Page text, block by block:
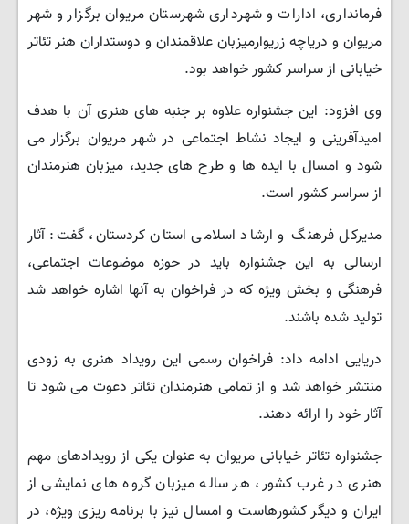
فرمانداری، ادارات و شهرداری شهرستان مریوان برگزار و شهر
مریوان و دریاچه زریوارمیزبان علاقمندان و دوستداران هنر تئاتر
خیابانی از سراسر کشور خواهد بود.
وی افزود: این جشنواره علاوه بر جنبه های هنری آن با هدف
امیدآفرینی و ایجاد نشاط اجتماعی در شهر مریوان برگزار می
شود و امسال با ایده ها و طرح های جدید، میزبان هنرمندان
از سراسر کشور است.
مدیرکل فرهنگ و ارشاد اسلامی استان کردستان، گفت: آثار
ارسالی به این جشنواره باید در حوزه موضوعات اجتماعی،
فرهنگی و بخش ویژه که در فراخوان به آنها اشاره خواهد شد
تولید شده باشند.
دریایی ادامه داد: فراخوان رسمی این رویداد هنری به زودی
منتشر خواهد شد و از تمامی هنرمندان تئاتر دعوت می شود تا
آثار خود را ارائه دهند.
جشنواره تئاتر خیابانی مریوان به عنوان یکی از رویدادهای مهم
هنری در غرب کشور، هر ساله میزبان گروه های نمایشی از
ایران و دیگر کشورهاست و امسال نیز با برنامه ریزی ویژه، در